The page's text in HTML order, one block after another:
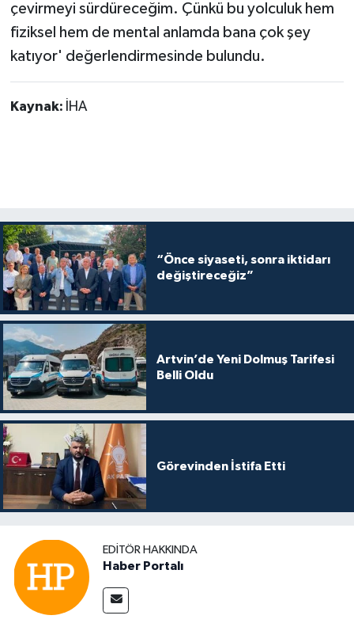
çevirmeyi sürdüreceğim. Çünkü bu yolculuk hem
fiziksel hem de mental anlamda bana çok şey
katıyor' değerlendirmesinde bulundu.
Kaynak: İHA
“Önce siyaseti, sonra iktidarı
değiştireceğiz”
Artvin’de Yeni Dolmuş Tarifesi
Belli Oldu
Görevinden İstifa Etti
EDITÖR HAKKINDA
Haber Portalı